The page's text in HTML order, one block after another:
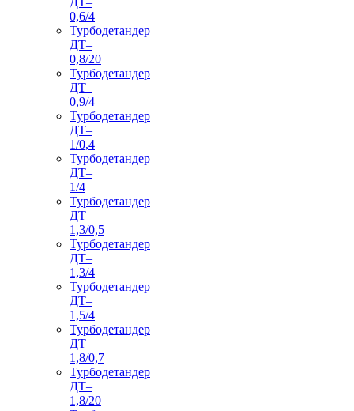
0,6/4
Турбодетандер
ДТ–
0,8/20
Турбодетандер
ДТ–
0,9/4
Турбодетандер
ДТ–
1/0,4
Турбодетандер
ДТ–
1/4
Турбодетандер
ДТ–
1,3/0,5
Турбодетандер
ДТ–
1,3/4
Турбодетандер
ДТ–
1,5/4
Турбодетандер
ДТ–
1,8/0,7
Турбодетандер
ДТ–
1,8/20